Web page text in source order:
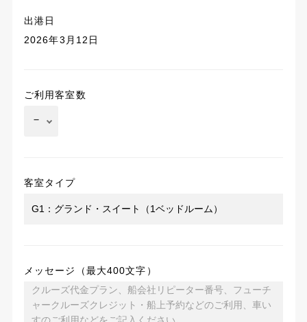
出港日
2026年3月12日
ご利用客室数
客室タイプ
メッセージ（最大400文字）